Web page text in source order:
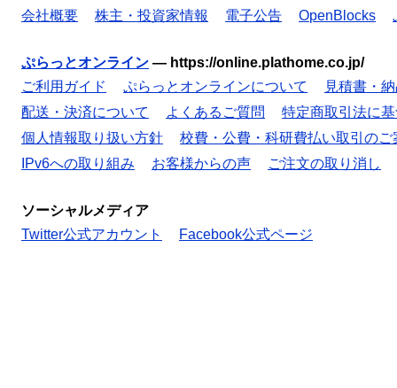
会社概要
株主・投資家情報 電子公告 OpenBlocks
ぷらっとオンライン — https://online.plathome.co.jp/
ご利用ガイド
ぷらっとオンラインについて
見積書・
配送・決済について
よくあるご質問
特定商取引法に
個人情報取り扱い方針
校費・公費・科研費払い取引のご
IPv6への取り組み
お客様からの声 ご注文の取り消し
ソーシャルメディア
Twitter公式アカウント
Facebook公式ページ